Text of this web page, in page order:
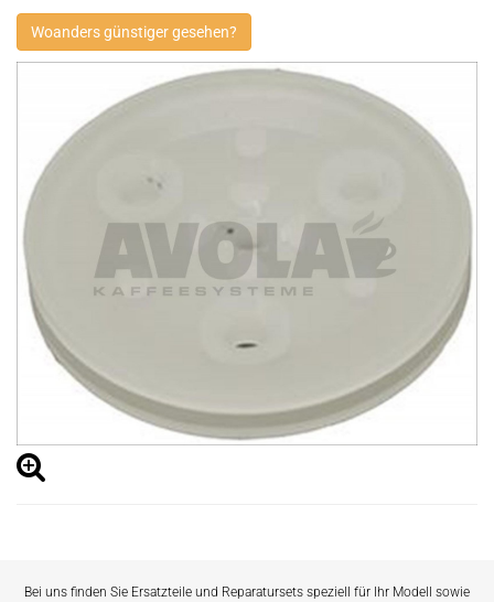
Woanders günstiger gesehen?
Bei uns finden Sie Ersatzteile und Reparatursets speziell für Ihr Modell sowie